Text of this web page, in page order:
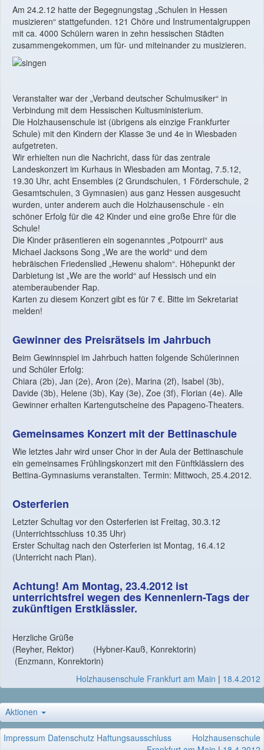
Am 24.2.12 hatte der Begegnungstag „Schulen in Hessen
musizieren“ stattgefunden. 121 Chöre und Instrumentalgruppen
mit ca. 4000 Schülern waren in zehn hessischen Städten
zusammengekommen, um für- und miteinander zu musizieren.
Veranstalter war der „Verband deutscher Schulmusiker“ in
Verbindung mit dem Hessischen Kultusministerium.
Die Holzhausenschule ist (übrigens als einzige Frankfurter
Schule) mit den Kindern der Klasse 3e und 4e in Wiesbaden
aufgetreten.
Wir erhielten nun die Nachricht, dass für das zentrale
Landeskonzert im Kurhaus in Wiesbaden am Montag, 7.5.12,
19.30 Uhr, acht Ensembles (2 Grundschulen, 1 Förderschule, 2
Gesamtschulen, 3 Gymnasien) aus ganz Hessen ausgesucht
wurden, unter anderem auch die Holzhausenschule - ein
schöner Erfolg für die 42 Kinder und eine große Ehre für die
Schule!
Die Kinder präsentieren ein sogenanntes „Potpourri“ aus
Michael Jacksons Song „We are the world“ und dem
hebräischen Friedenslied „Hewenu shalom“. Höhepunkt der
Darbietung ist „We are the world“ auf Hessisch und ein
atemberaubender Rap.
Karten zu diesem Konzert gibt es für 7 €. Bitte im Sekretariat
melden!
Gewinner des Preisrätsels im Jahrbuch
Beim Gewinnspiel im Jahrbuch hatten folgende Schülerinnen
und Schüler Erfolg:
Chiara (2b), Jan (2e), Aron (2e), Marina (2f), Isabel (3b),
Davide (3b), Helene (3b), Kay (3e), Zoe (3f), Florian (4e). Alle
Gewinner erhalten Kartengutscheine des Papageno-Theaters.
Gemeinsames Konzert mit der Bettinaschule
Wie letztes Jahr wird unser Chor in der Aula der Bettinaschule
ein gemeinsames Frühlingskonzert mit den Fünftklässlern des
Bettina-Gymnasiums veranstalten. Termin: Mittwoch, 25.4.2012.
Osterferien
Letzter Schultag vor den Osterferien ist Freitag, 30.3.12
(Unterrichtsschluss 10.35 Uhr)
Erster Schultag nach den Osterferien ist Montag, 16.4.12
(Unterricht nach Plan).
Achtung! Am Montag, 23.4.2012 ist
unterrichtsfrei wegen des Kennenlern-Tags der
zukünftigen Erstklässler.
Herzliche Grüße
(Reyher, Rektor) (Hybner-Kauß, Konrektorin)
(Enzmann, Konrektorin)
Holzhausenschule Frankfurt am Main | 18.4.2012
Aktionen
Impressum Datenschutz Haftungsausschluss
Holzhausenschule